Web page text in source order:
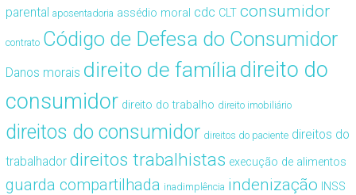
parental aposentadoria assédio moral cdc CLT consumidor
contrato Código de Defesa do Consumidor
Danos morais direito de famíliadireito do
consumidor direito do trabalho direito imobiliário
direitos do consumidor direitos do paciente direitos do
trabalhador direitos trabalhistas execução de alimentos
guarda compartilhada inadimplência indenização INSS